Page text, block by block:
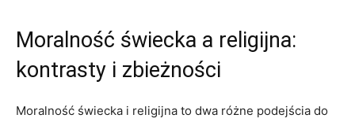
Moralność świecka a religijna:
kontrasty i‍ zbieżności
Moralność świecka i religijna to dwa różne podejścia‌ do